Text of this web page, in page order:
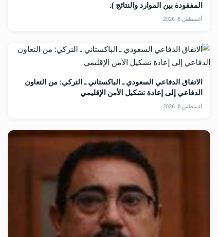
المفقودة بين الموارد والنتائج ).
أغسطس 8, 2026
الاتفاق الدفاعي السعودي ـ الباكستاني ـ التركي: من التعاون
الدفاعي إلى إعادة تشكيل الأمن الإقليمي
أغسطس 8, 2026